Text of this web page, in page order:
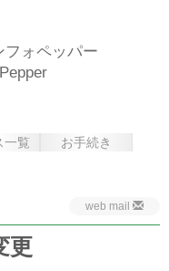
フォペッパー
一覧
お手続き
web mail
更